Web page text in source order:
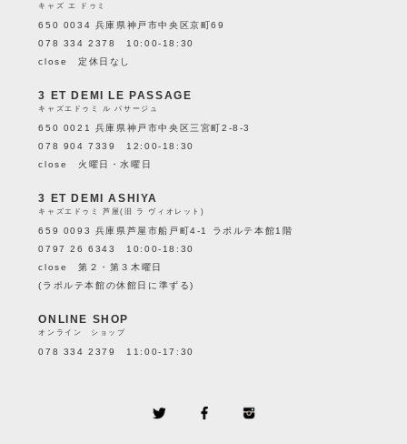
キャズ エ ドゥミ
650 0034 兵庫県神戸市中央区京町69
078 334 2378 10:00-18:30
close 定休日なし
3 ET DEMI LE PASSAGE
キャズエドゥミ ル パサージュ
650 0021 兵庫県神戸市中央区三宮町2-8-3
078 904 7339 12:00-18:30
close 火曜日・水曜日
3 ET DEMI ASHIYA
キャズエドゥミ 芦屋(旧 ラ ヴィオレット)
659 0093 兵庫県芦屋市船戸町4-1 ラポルテ本館1階
0797 26 6343 10:00-18:30
close 第２・第３木曜日
(ラポルテ本館の休館日に準ずる)
ONLINE SHOP
オンライン ショップ
078 334 2379 11:00-17:30